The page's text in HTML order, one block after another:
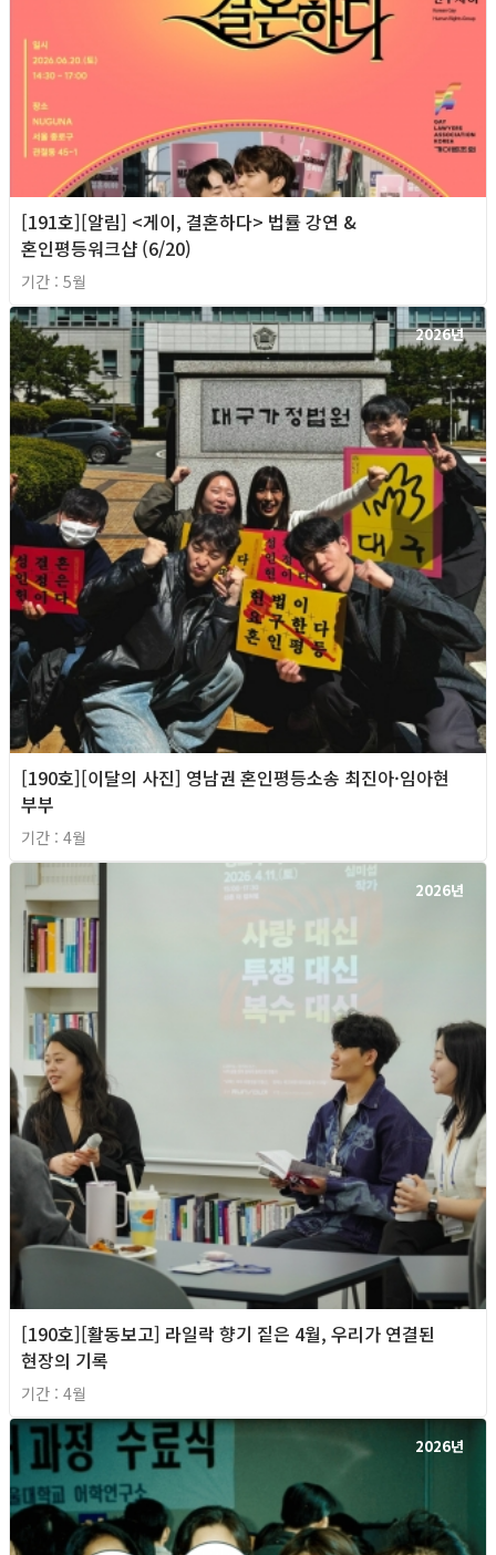
[191호][알림] <게이, 결혼하다> 법률 강연 &
혼인평등워크샵 (6/20)
기간 : 5월
2026년
[190호][이달의 사진] 영남권 혼인평등소송 최진아·임아현
부부
기간 : 4월
2026년
[190호][활동보고] 라일락 향기 짙은 4월, 우리가 연결된
현장의 기록
기간 : 4월
2026년